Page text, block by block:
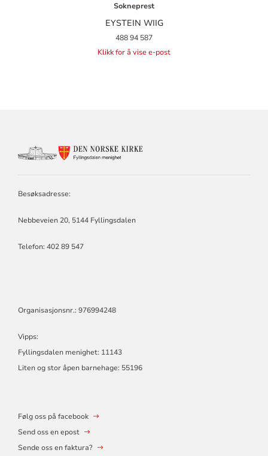
Sokneprest
EYSTEIN WIIG
488 94 587
Klikk for å vise e-post
Besøksadresse:
Nebbeveien 20, 5144 Fyllingsdalen
Telefon: 402 89 547
Organisasjonsnr.: 976994248
Vipps:
Fyllingsdalen menighet: 11143
Liten og stor åpen barnehage: 55196
Følg oss på facebook
Send oss en epost
Sende oss en faktura?